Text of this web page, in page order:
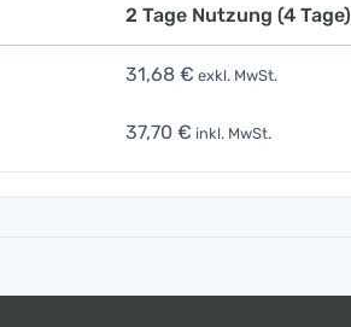
2 Tage Nutzung (4 Tage)
31,68 € exkl. MwSt.
37,70 € inkl. MwSt.